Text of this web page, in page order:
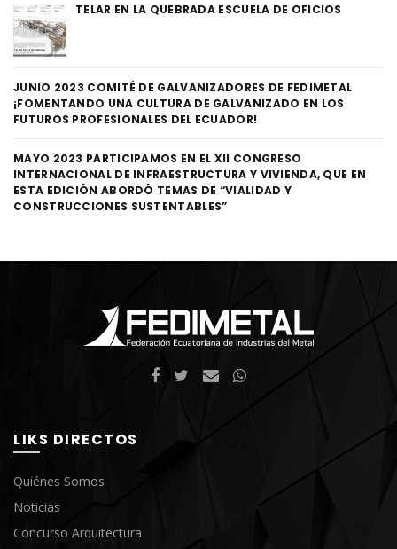
TELAR EN LA QUEBRADA ESCUELA DE OFICIOS
JUNIO 2023 COMITÉ DE GALVANIZADORES DE FEDIMETAL
¡FOMENTANDO UNA CULTURA DE GALVANIZADO EN LOS
FUTUROS PROFESIONALES DEL ECUADOR!
MAYO 2023 PARTICIPAMOS EN EL XII CONGRESO
INTERNACIONAL DE INFRAESTRUCTURA Y VIVIENDA, QUE EN
ESTA EDICIÓN ABORDÓ TEMAS DE “VIALIDAD Y
CONSTRUCCIONES SUSTENTABLES”
LIKS DIRECTOS
Quiénes Somos
Noticias
Concurso Arquitectura